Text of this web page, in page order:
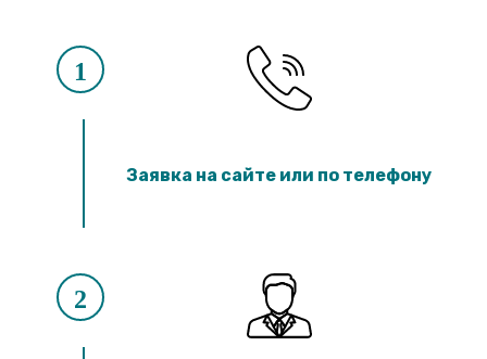
1
Заявка на сайте или по телефону
2